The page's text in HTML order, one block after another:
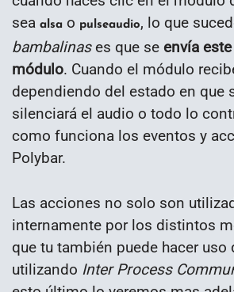
sea alsa o pulseaudio, lo que
bambalinases que se envía
módulo. Cuando el módulo
dependiendo del estado en que
silenciará el audio o todo lo
como funciona los eventos y
Polybar.
Las acciones no solo son
internamente por los distintos
que tu también puede hacer uso
utilizando Inter Process